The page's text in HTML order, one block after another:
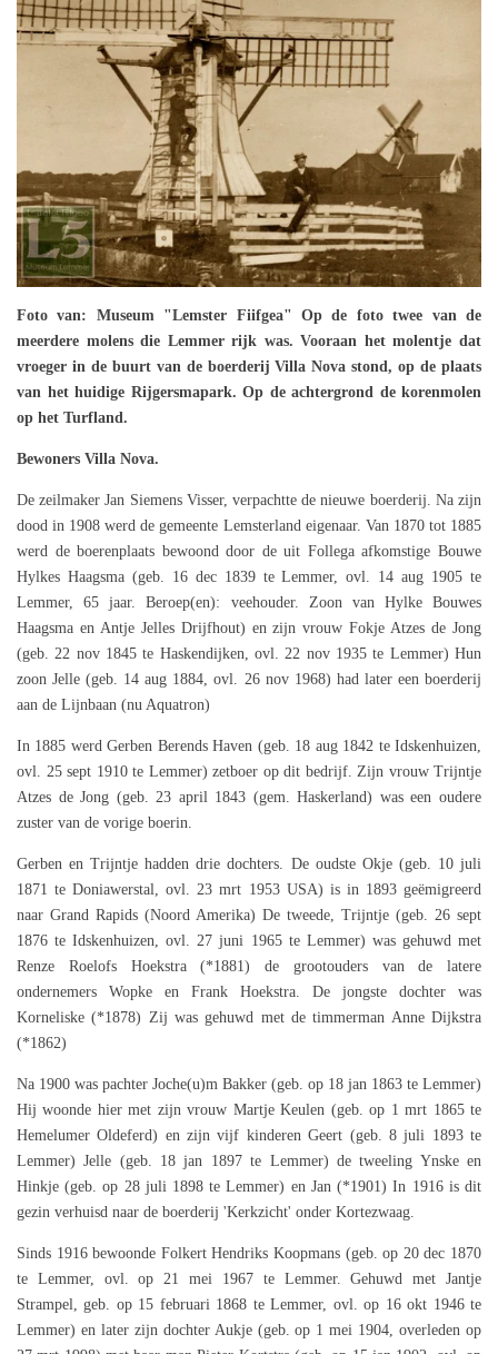
Foto van: Museum "Lemster Fiifgea" Op de foto twee van de
meerdere molens die Lemmer rijk was. Vooraan het molentje dat
vroeger in de buurt van de boerderij Villa Nova stond, op de plaats
van het huidige Rijgersmapark. Op de achtergrond de korenmolen
op het Turfland.
Bewoners Villa Nova.
De zeilmaker Jan Siemens Visser, verpachtte de nieuwe boerderij. Na zijn
dood in 1908 werd de gemeente Lemsterland eigenaar. Van 1870 tot 1885
werd de boerenplaats bewoond door de uit Follega afkomstige Bouwe
Hylkes Haagsma (geb. ‎16 dec 1839 te Lemmer, ovl. ‎14 aug 1905 te
Lemmer‎, 65 jaar. Beroep(en): veehouder. Zoon van Hylke Bouwes
Haagsma en Antje Jelles Drijfhout‏) en zijn vrouw Fokje Atzes de Jong
(geb. 22 nov 1845 te Haskendijken, ovl. 22 nov 1935 te Lemmer) Hun
zoon Jelle (geb. 14 aug 1884, ovl. 26 nov 1968) had later een boerderij
aan de Lijnbaan (nu Aquatron)
In 1885 werd Gerben Berends Haven (geb. 18 aug 1842 te Idskenhuizen,
ovl. 25 sept 1910 te Lemmer) zetboer op dit bedrijf. Zijn vrouw Trijntje
Atzes de Jong (geb. 23 april 1843 ‎(gem. Haskerland‎) was een oudere
zuster van de vorige boerin.
Gerben en Trijntje hadden drie dochters. De oudste Okje (geb. 10 juli
1871 te Doniawerstal, ovl. 23 mrt 1953 USA) is in 1893 geëmigreerd
naar Grand Rapids (Noord Amerika) De tweede, Trijntje (geb. 26 sept
1876 te Idskenhuizen, ovl. 27 juni 1965 te Lemmer) was gehuwd met
Renze Roelofs Hoekstra (*1881) de grootouders van de latere
ondernemers Wopke en Frank Hoekstra. De jongste dochter was
Korneliske (*1878) Zij was gehuwd met de timmerman Anne Dijkstra
(*1862)
Na 1900 was pachter Joche(u)m Bakker (geb. op 18 jan 1863 te Lemmer)
Hij woonde hier met zijn vrouw Martje Keulen (geb. op 1 mrt 1865 te
Hemelumer Oldeferd) en zijn vijf kinderen Geert (geb. 8 juli 1893 te
Lemmer) Jelle (geb. 18 jan 1897 te Lemmer) de tweeling Ynske en
Hinkje (geb. op 28 juli 1898 te Lemmer) en Jan (*1901) In 1916 is dit
gezin verhuisd naar de boerderij 'Kerkzicht' onder Kortezwaag.
Sinds 1916 bewoonde Folkert Hendriks Koopmans (geb. op 20 dec 1870
te Lemmer, ovl. op 21 mei 1967 te Lemmer. Gehuwd met Jantje
Strampel, geb. op 15 februari 1868 te Lemmer, ovl. op 16 okt 1946 te
Lemmer) en later zijn dochter Aukje (geb. op 1 mei 1904, overleden op